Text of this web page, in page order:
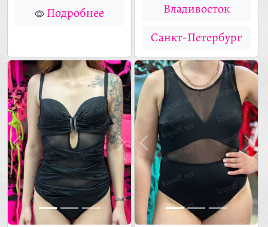
Владивосток
Санкт-Петербург
Подробнее